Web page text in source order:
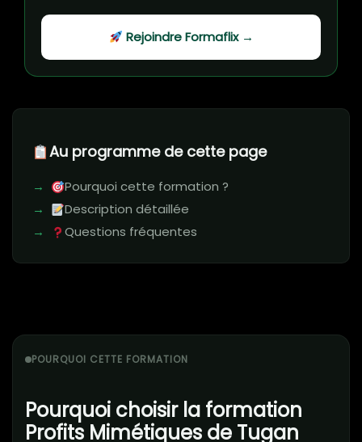
Au programme de cette page
Pourquoi cette formation ?
Description détaillée
Questions fréquentes
POURQUOI CETTE FORMATION
Pourquoi choisir la formation
Profits Mimétiques de Tugan
Rejoindre Formaflix →